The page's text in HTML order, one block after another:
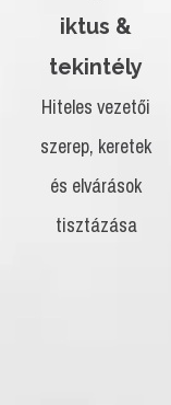
iktus &
tekintély
Hiteles vezetői
szerep, keretek
és elvárások
tisztázása